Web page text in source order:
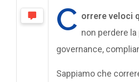
C orrere veloci
non perdere
governance,
Sappiamo che